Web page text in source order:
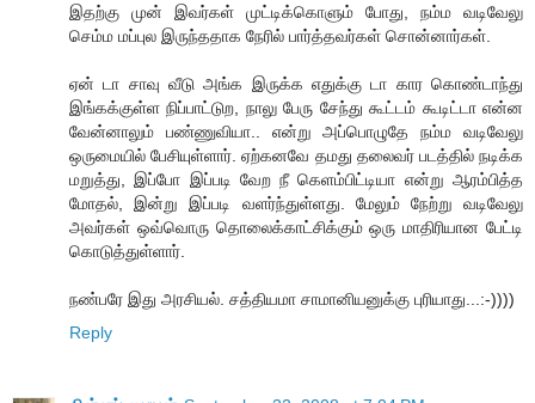
இதற்கு முன் இவர்கள் முட்டிக்கொளும் போது, நம்ம வடிவேலு
செம்ம மப்புல இருந்ததாக நேரில் பார்த்தவர்கள் சொன்னார்கள்.
ஏன் டா சாவு வீடு அங்க இருக்க எதுக்கு டா கார கொண்டாந்து
இங்கக்குள்ள நிப்பாட்டுற, நாலு பேரு சேந்து கூட்டம் கூடிட்டா என்ன
வேன்னாலும் பண்ணுவியா.. என்று அப்பொழுதே நம்ம வடிவேலு
ஒருமையில் பேசியுள்ளார். ஏற்கனவே தமது தலைவர் படத்தில் நடிக்க
மறுத்து, இப்போ இப்படி வேற நீ கெளம்பிட்டியா என்று ஆரம்பித்த
மோதல், இன்று இப்படி வளர்ந்துள்ளது. மேலும் நேற்று வடிவேலு
அவர்கள் ஒவ்வொரு தொலைக்காட்சிக்கும் ஒரு மாதிரியான பேட்டி
கொடுத்துள்ளார்.
நண்பரே இது அரசியல். சத்தியமா சாமானியனுக்கு புரியாது...:-))))
Reply